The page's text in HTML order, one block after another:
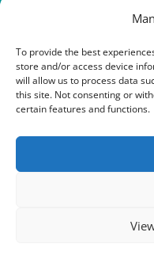
To provide the best
store and/or access device
will allow us to process data
this site. Not consenting or
certain features and functions.
@Copyright